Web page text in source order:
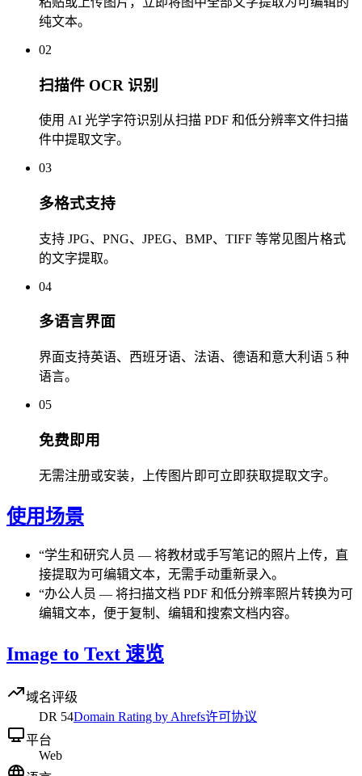
纯文本。
02
扫描件 OCR 识别
使用 AI 光学字符识别从扫描 PDF 和低分辨率文件扫描
件中提取文字。
03
多格式支持
支持 JPG、PNG、JPEG、BMP、TIFF 等常见图片格式
的文字提取。
04
多语言界面
界面支持英语、西班牙语、法语、德语和意大利语 5 种
语言。
05
免费即用
无需注册或安装，上传图片即可立即获取提取文字。
使用场景
“学生和研究人员 — 将教材或手写笔记的照片上传，直
接提取为可编辑文本，无需手动重新录入。
“办公人员 — 将扫描文档 PDF 和低分辨率照片转换为可
编辑文本，便于复制、编辑和搜索文档内容。
Image to Text 速览
域名评级
DR 54Domain Rating by Ahrefs许可协议
平台
Web